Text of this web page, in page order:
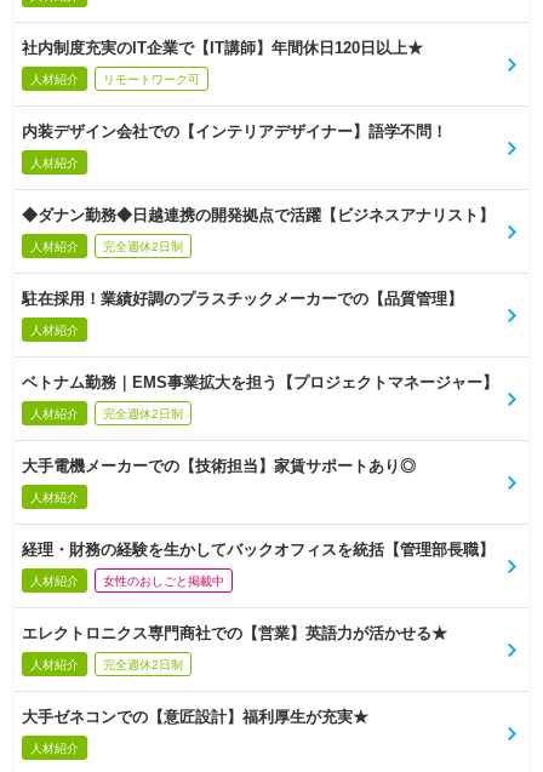
社内制度充実のIT企業で【IT講師】年間休日120日以上★
人材紹介 リモートワーク可
内装デザイン会社での【インテリアデザイナー】語学不問！
人材紹介
◆ダナン勤務◆日越連携の開発拠点で活躍【ビジネスアナリスト】
人材紹介 完全週休2日制
駐在採用！業績好調のプラスチックメーカーでの【品質管理】
人材紹介
ベトナム勤務｜EMS事業拡大を担う【プロジェクトマネージャー】
人材紹介 完全週休2日制
大手電機メーカーでの【技術担当】家賃サポートあり◎
人材紹介
経理・財務の経験を生かしてバックオフィスを統括【管理部長職】
人材紹介 女性のおしごと掲載中
エレクトロニクス専門商社での【営業】英語力が活かせる★
人材紹介 完全週休2日制
大手ゼネコンでの【意匠設計】福利厚生が充実★
人材紹介